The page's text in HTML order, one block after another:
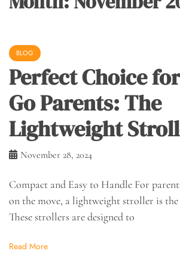
BLOG
Perfect Choice
Go Parents: The
Lightweight
November 28, 2024
Compact and Easy to Handle For
on the move, a lightweight stroller is
These strollers are designed to
Read More